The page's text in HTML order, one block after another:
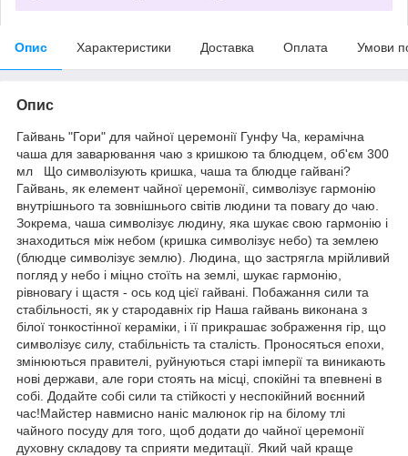
Опис Характеристики Доставка Оплата Умови
Опис
Гайвань "Гори" для чайної церемонії Гунфу Ча, керамічна
чаша для заварювання чаю з кришкою та блюдцем, об'єм 300
мл Що символізують кришка, чаша та блюдце гайвані?
Гайвань, як елемент чайної церемонії, символізує гармонію
внутрішнього та зовнішнього світів людини та повагу до чаю.
Зокрема, чаша символізує людину, яка шукає свою гармонію і
знаходиться між небом (кришка символізує небо) та землею
(блюдце символізує землю). Людина, що застрягла мрійливий
погляд у небо і міцно стоїть на землі, шукає гармонію,
рівновагу і щастя - ось код цієї гайвані. Побажання сили та
стабільності, як у стародавніх гір Наша гайвань виконана з
білої тонкостінної кераміки, і її прикрашає зображення гір, що
символізує силу, стабільність та сталість. Проносяться епохи,
змінюються правителі, руйнуються старі імперії та виникають
нові держави, але гори стоять на місці, спокійні та впевнені в
собі. Додайте собі сили та стійкості у неспокійний воєнний
час!Майстер навмисно наніс малюнок гір на білому тлі
чайного посуду для того, щоб додати до чайної церемонії
духовну складову та сприяти медитації. Який чай краще